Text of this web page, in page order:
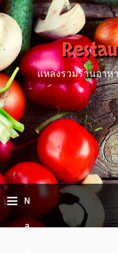
แหล่งรวมร้านอาห
≡ N
a